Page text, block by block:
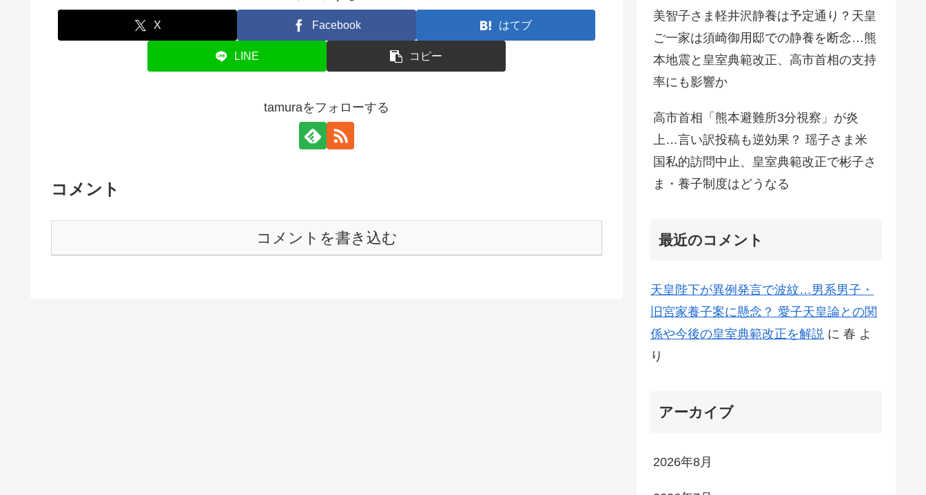
X Facebook はてブ
LINE コピー
tamuraをフォローする
コメント
コメントを書き込む
美智子さま軽井沢静養は予定通り？天皇
ご一家は須崎御用邸での静養を断念…熊
本地震と皇室典範改正、高市首相の支持
率にも影響か
高市首相「熊本避難所3分視察」が炎
上…言い訳投稿も逆効果？ 瑶子さま米
国私的訪問中止、皇室典範改正で彬子さ
ま・養子制度はどうなる
最近のコメント
天皇陛下が異例発言で波紋…男系男子・
旧宮家養子案に懸念？ 愛子天皇論との関
係や今後の皇室典範改正を解説 に 春 よ
り
アーカイブ
2026年8月